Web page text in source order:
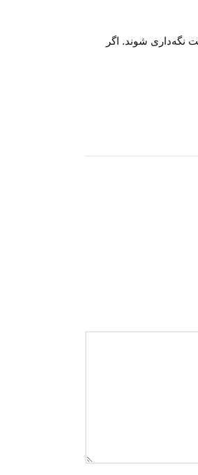
این قطعات بسیار حیاتی برای عملکرد بهینه خودروی مزدا 2 هستند و باید به دقت نگه‌داری شوند. اگر